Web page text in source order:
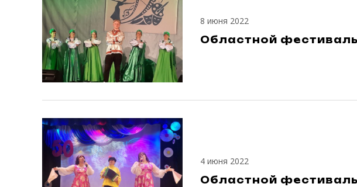
8 июня 2022
Областной
4 июня 2022
Областной